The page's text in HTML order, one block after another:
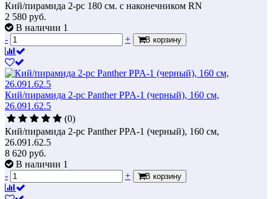
Кий/пирамида 2-рс 180 см. с наконечником RN
2 580 руб.
В наличии 1
-
+ В корзину
Кий/пирамида 2-рс Panther PPA-1 (черный), 160 см,
26.091.62.5
(0)
Кий/пирамида 2-рс Panther PPA-1 (черный), 160 см,
26.091.62.5
8 620 руб.
В наличии 1
-
+ В корзину